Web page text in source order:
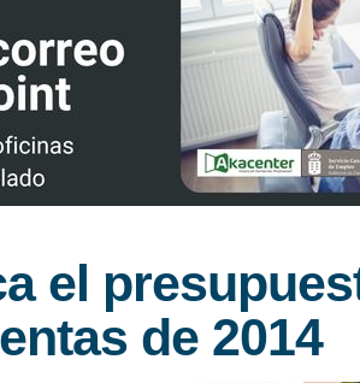
el
de 2014